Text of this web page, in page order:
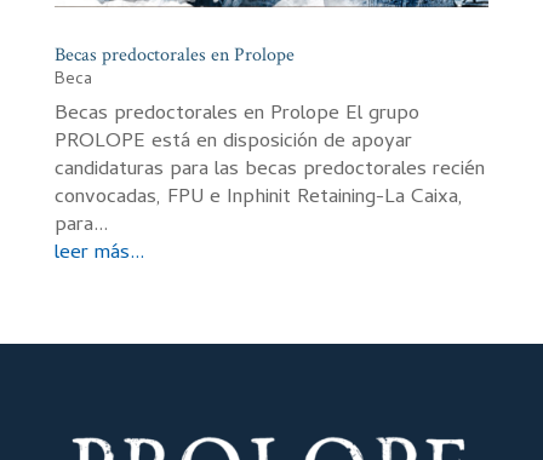
Becas predoctorales en Prolope
Beca
Becas predoctorales en Prolope El grupo
PROLOPE está en disposición de apoyar
candidaturas para las becas predoctorales recién
convocadas, FPU e Inphinit Retaining-La Caixa,
para...
leer más...